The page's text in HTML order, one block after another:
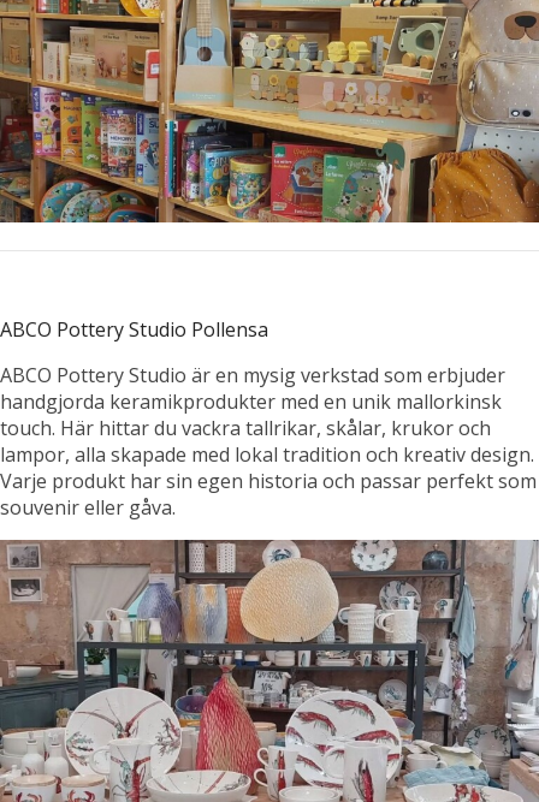
ABCO Pottery Studio Pollensa
ABCO Pottery Studio är en mysig verkstad som erbjuder
handgjorda keramikprodukter med en unik mallorkinsk
touch. Här hittar du vackra tallrikar, skålar, krukor och
lampor, alla skapade med lokal tradition och kreativ design.
Varje produkt har sin egen historia och passar perfekt som
souvenir eller gåva.